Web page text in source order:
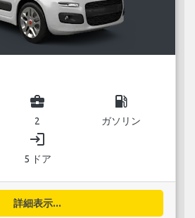
business_center
2
local_gas_station
ガソリン
login
5 ドア
詳細表示...